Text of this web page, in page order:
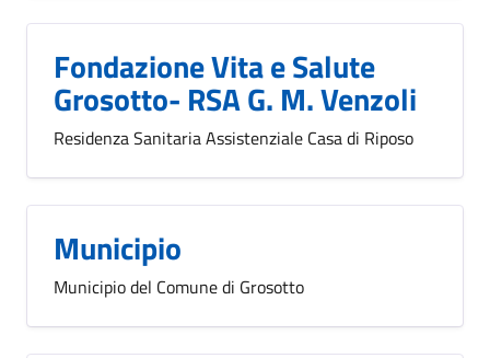
Fondazione Vita e Salute
Grosotto- RSA G. M. Venzoli
Residenza Sanitaria Assistenziale Casa di Riposo
Municipio
Municipio del Comune di Grosotto